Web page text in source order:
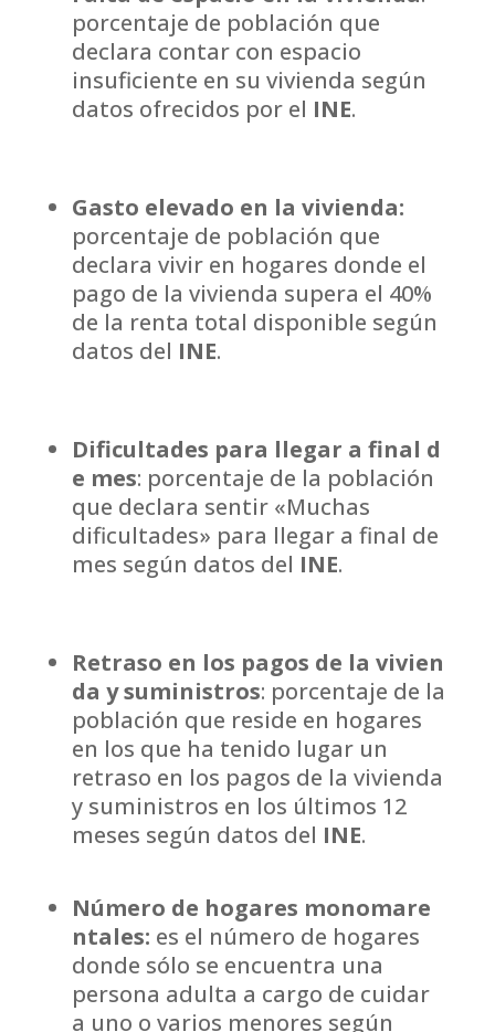
porcentaje de población que
declara contar con espacio
insuficiente en su vivienda según
datos ofrecidos por el INE.
Gasto elevado en la vivienda:
porcentaje de población que
declara vivir en hogares donde el
pago de la vivienda supera el 40%
de la renta total disponible según
datos del INE.
Dificultades para llegar a final d
e mes: porcentaje de la población
que declara sentir «Muchas
dificultades» para llegar a final de
mes según datos del INE.
Retraso en los pagos de la vivien
da y suministros: porcentaje de la
población que reside en hogares
en los que ha tenido lugar un
retraso en los pagos de la vivienda
y suministros en los últimos 12
meses según datos del INE.
Número de hogares monomare
ntales: es el número de hogares
donde sólo se encuentra una
persona adulta a cargo de cuidar
a uno o varios menores según